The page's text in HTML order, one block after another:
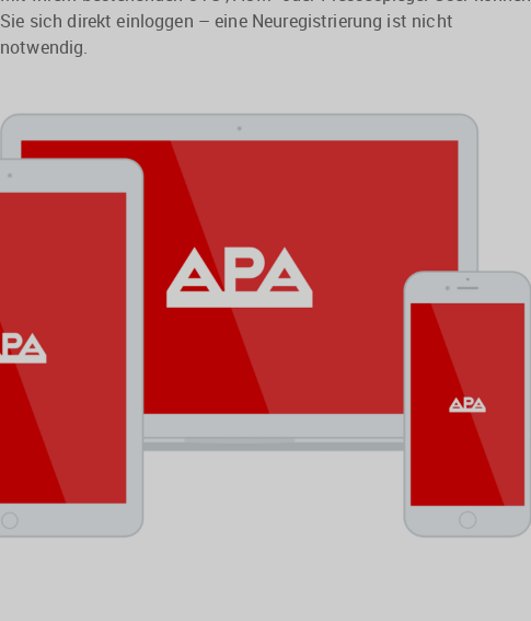
Sie sich direkt einloggen – eine Neuregistrierung ist nicht
notwendig.